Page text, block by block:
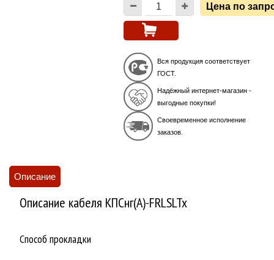
Цена по
Вся продукция соответствует
ГОСТ.
Надёжный интернет-магазин -
выгодные покупки!
Своевременное исполнение
заказов.
Описание
Описание кабеля КПСнг(A)-FRLSLTx
Способ прокладки